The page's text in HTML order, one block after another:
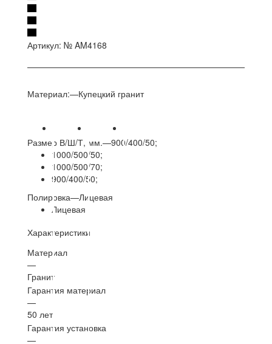
Артикул: № AM4168
Материал:—Купецкий гранит
Размер В/Ш/Т, мм.—900/400/50;
1000/500/50;
1000/500/70;
900/400/50;
Полировка—Лицевая
Лицевая
Характеристики
Материал
—
Гранит
Гарантия материал
—
50 лет
Гарантия установка
—